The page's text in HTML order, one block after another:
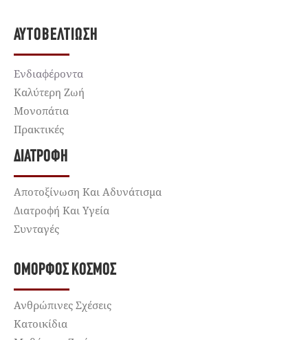
ΑΥΤΟΒΕΛΤΊΩΣΗ
Ενδιαφέροντα
Καλύτερη Ζωή
Μονοπάτια
Πρακτικές
ΔΙΑΤΡΟΦΉ
Αποτοξίνωση Και Αδυνάτισμα
Διατροφή Και Υγεία
Συνταγές
ΌΜΟΡΦΟΣ ΚΌΣΜΟΣ
Ανθρώπινες Σχέσεις
Κατοικίδια